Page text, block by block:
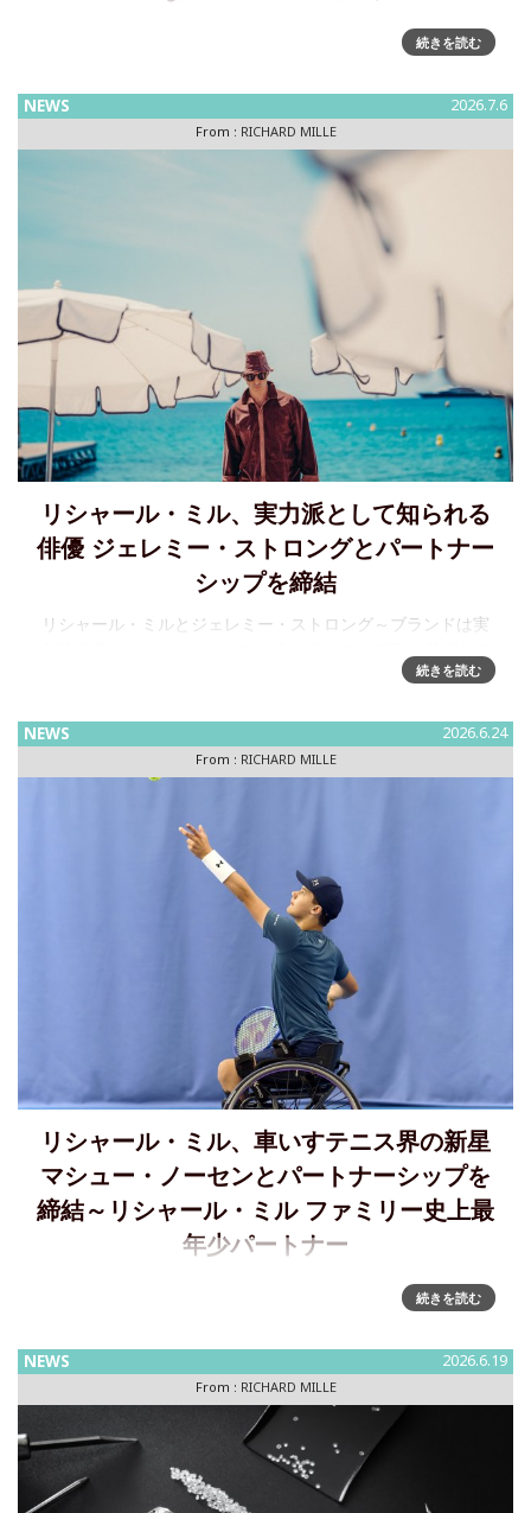
リシャール・ミル、RM HJ-02 インハウス オートマティック
トゥールビヨンを発表• 4つのカラーファミリーに分かれた、
続きを読む
NEWS 2026.7.6
From : RICHARD MILLE
リシャール・ミル、実力派として知られる
俳優 ジェレミー・ストロングとパートナー
シップを締結
リシャール・ミルとジェレミー・ストロング～ブランドは実
一族〜』『アプレンティス』で高い評価を受ける実力派俳優
ローブ賞、クリティ
続きを読む
NEWS 2026.6.24
From : RICHARD MILLE
リシャール・ミル、車いすテニス界の新星
マシュー・ノーセンとパートナーシップを
締結～リシャール・ミル ファミリー史上最
年少パートナー
リシャール・ミルとマシュー・ノーセン：車いすテニス界の
新星とパートナーシップを締結リシャール・ミルは、キャリ
シャルル・ルクレールやリルー・ワドゥをはじめ、リシャー
ル・ミル ヤング
続きを読む
NEWS 2026.6.19
From : RICHARD MILLE